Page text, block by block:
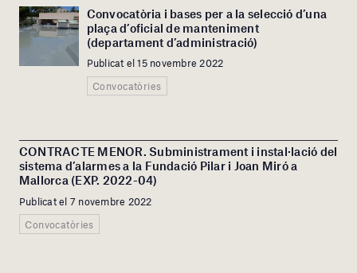
Convocatòria i bases per a la selecció d’una
plaça d’oficial de manteniment
(departament d’administració)
Publicat el 15 novembre 2022
Convocatòries
CONTRACTE MENOR. Subministrament i instal·lació del
sistema d’alarmes a la Fundació Pilar i Joan Miró a
Mallorca (EXP. 2022-04)
Publicat el 7 novembre 2022
Convocatòries